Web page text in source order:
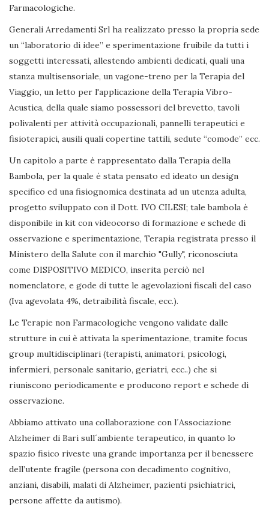
Farmacologiche.
Generali Arredamenti Srl ha realizzato presso la propria sede
un “laboratorio di idee” e sperimentazione fruibile da tutti i
soggetti interessati, allestendo ambienti dedicati, quali una
stanza multisensoriale, un vagone-treno per la Terapia del
Viaggio, un letto per l'applicazione della Terapia Vibro-
Acustica, della quale siamo possessori del brevetto, tavoli
polivalenti per attività occupazionali, pannelli terapeutici e
fisioterapici, ausili quali copertine tattili, sedute “comode” ecc.
Un capitolo a parte è rappresentato dalla Terapia della
Bambola, per la quale è stata pensato ed ideato un design
specifico ed una fisiognomica destinata ad un utenza adulta,
progetto sviluppato con il Dott. IVO CILESI; tale bambola è
disponibile in kit con videocorso di formazione e schede di
osservazione e sperimentazione, Terapia registrata presso il
Ministero della Salute con il marchio "Gully", riconosciuta
come DISPOSITIVO MEDICO, inserita perciò nel
nomenclatore, e gode di tutte le agevolazioni fiscali del caso
(Iva agevolata 4%, detraibilità fiscale, ecc.).
Le Terapie non Farmacologiche vengono validate dalle
strutture in cui è attivata la sperimentazione, tramite focus
group multidisciplinari (terapisti, animatori, psicologi,
infermieri, personale sanitario, geriatri, ecc..) che si
riuniscono periodicamente e producono report e schede di
osservazione.
Abbiamo attivato una collaborazione con l´Associazione
Alzheimer di Bari sull´ambiente terapeutico, in quanto lo
spazio fisico riveste una grande importanza per il benessere
dell’utente fragile (persona con decadimento cognitivo,
anziani, disabili, malati di Alzheimer, pazienti psichiatrici,
persone affette da autismo).